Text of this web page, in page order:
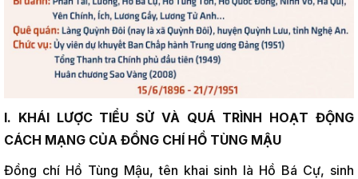
I. KHÁI LƯỢC TIỂU SỬ VÀ QUÁ TRÌNH HOẠT ĐỘNG
CÁCH MẠNG CỦA ĐỒNG CHÍ HỒ TÙNG MẬU
Đồng chí Hồ Tùng Mậu, tên khai sinh là Hồ Bá Cự, sinh